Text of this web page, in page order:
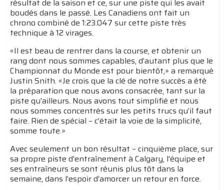
résultat de la saison et ce, sur une piste qui les avait
boudés dans le passé. Les Canadiens ont fait un
chrono combiné de 1:23.047 sur cette piste très
technique à 12 virages.
«Il est beau de rentrer dans la course, et obtenir un
rang dont nous sommes capables, d’autant plus que le
Championnat du Monde est pour bientôt,» a remarqué
Justin Snith. «Je crois que la clé de notre succès a été
la préparation que nous avons consacrée, tant sur la
piste qu’ailleurs. Nous avons tout simplifié et nous
nous sommes concentrés sur les petits trucs qu’il faut
faire. Rien de spécial – c’était la voie de la simplicité,
somme toute.»
Avec seulement un bon résultat – cinquième place, sur
sa propre piste d’entraînement à Calgary, l’équipe et
ses entraîneurs se sont réunis plus tôt dans la
semaine, dans l’espoir d’amorcer un retour en force.